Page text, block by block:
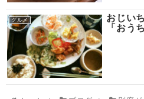
グルメ
おじい
「おう